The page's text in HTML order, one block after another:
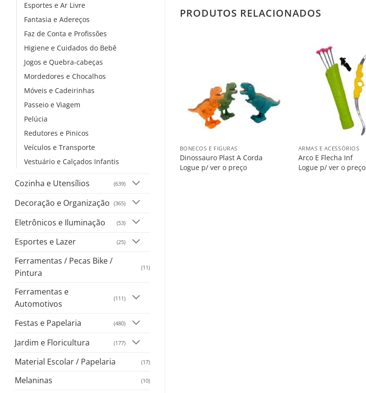
Esportes e Ar Livre
Fantasia e Adereços
Faz de Conta e Profissões
Higiene e Cuidados do Bebê
Jogos e Quebra-cabeças
Mordedores e Chocalhos
Móveis e Cadeirinhas
Passeio e Viagem
Pelúcia
Redutores e Pinicos
Veículos e Transporte
Vestuário e Calçados Infantis
Cozinha e Utensílios (639)
Decoração e Organização (365)
Eletrônicos e Iluminação (53)
Esportes e Lazer (25)
Ferramentas / Pecas Bike /
Pintura
(11)
Ferramentas e
Automotivos
(111)
Festas e Papelaria (480)
Jardim e Floricultura (177)
Material Escolar / Papelaria (17)
Melaninas (10)
PRODUTOS RELACIONADOS
BONECOS E FIGURAS
Dinossauro Plast A Corda
Logue p/ ver o preço
ARMAS E ACESSÓRIOS
Arco E Flecha Inf
Logue p/ ver o preço